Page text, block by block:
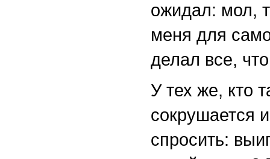
ожидал: мол,
меня для
делал все,
У тех же, кто
сокрушается
спросить: